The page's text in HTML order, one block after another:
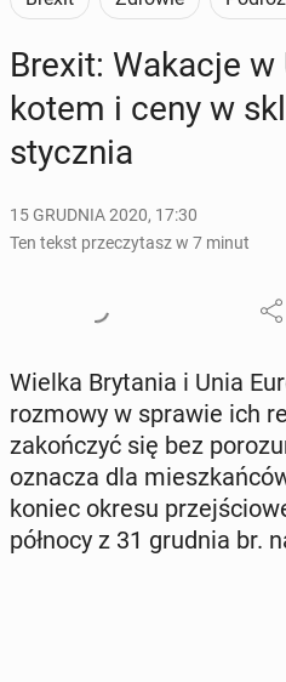
Brexit: Wakacje w
kotem i ceny w
stycz­nia
15 GRUDNIA 2020, 17:30
Ten tekst przeczytasz w 7 minut
Wielka Bry­ta­nia i Unia
rozmowy w sprawie ich
za­koń­czyć się bez
oznacza dla
koniec okresu
północy z 31 grudnia br.